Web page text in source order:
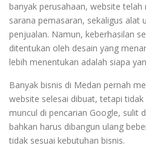
banyak perusahaan, website
sarana pemasaran, sekaligus alat
penjualan. Namun, keberhasilan
ditentukan oleh desain yang
lebih menentukan adalah siapa
Banyak bisnis di Medan pernah
website selesai dibuat, tetapi
muncul di pencarian Google, sulit
bahkan harus dibangun ulang
tidak sesuai kebutuhan bisnis.